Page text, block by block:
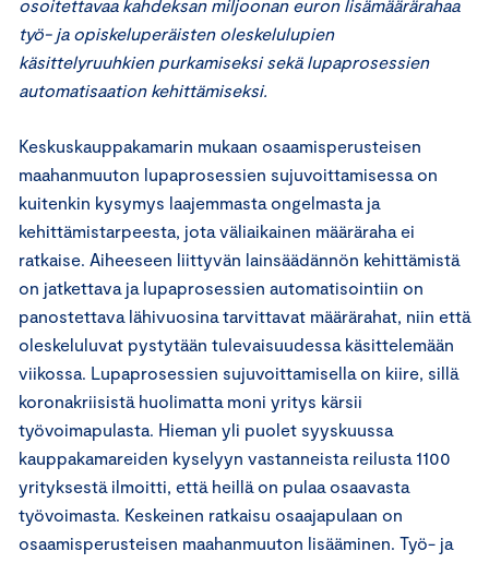
osoitettavaa kahdeksan miljoonan euron lisämäärärahaa
työ- ja opiskeluperäisten oleskelulupien
käsittelyruuhkien purkamiseksi sekä lupaprosessien
automatisaation kehittämiseksi.
Keskuskauppakamarin mukaan osaamisperusteisen
maahanmuuton lupaprosessien sujuvoittamisessa on
kuitenkin kysymys laajemmasta ongelmasta ja
kehittämistarpeesta, jota väliaikainen määräraha ei
ratkaise. Aiheeseen liittyvän lainsäädännön kehittämistä
on jatkettava ja lupaprosessien automatisointiin on
panostettava lähivuosina tarvittavat määrärahat, niin että
oleskeluluvat pystytään tulevaisuudessa käsittelemään
viikossa. Lupaprosessien sujuvoittamisella on kiire, sillä
koronakriisistä huolimatta moni yritys kärsii
työvoimapulasta. Hieman yli puolet syyskuussa
kauppakamareiden kyselyyn vastanneista reilusta 1100
yrityksestä ilmoitti, että heillä on pulaa osaavasta
työvoimasta. Keskeinen ratkaisu osaajapulaan on
osaamisperusteisen maahanmuuton lisääminen. Työ- ja